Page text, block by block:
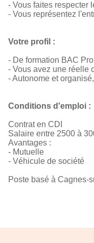
- Vous faites respecter
- Vous représentez
Votre profil :
- De formation BAC
- Vous avez une réelle
- Autonome et
Conditions d'emploi :
Contrat en CDI
Salaire entre 2500 à
Avantages :
- Mutuelle
- Véhicule de société
Poste basé à Cagnes-